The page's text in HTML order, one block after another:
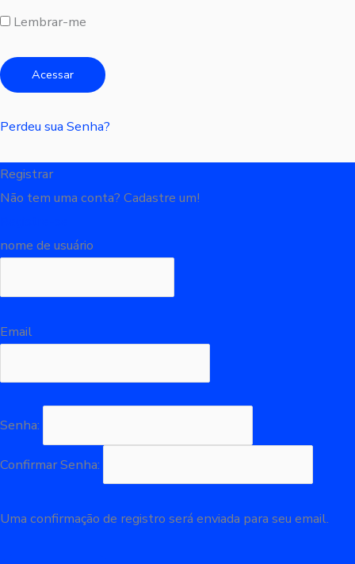
Lembrar-me
Perdeu sua Senha?
Registrar
Não tem uma conta? Cadastre um!
nome de usuário
Email
Senha:
Confirmar Senha:
Uma confirmação de registro será enviada para seu email.